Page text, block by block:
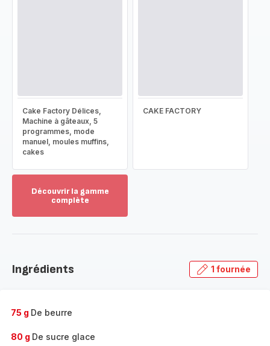
Cake Factory Délices,
Machine à gâteaux, 5
programmes, mode
manuel, moules muffins,
cakes
CAKE FACTORY
Découvrir la gamme
complète
gamme
Ingrédients 1 fournée
75 g De beurre
80 g De sucre glace